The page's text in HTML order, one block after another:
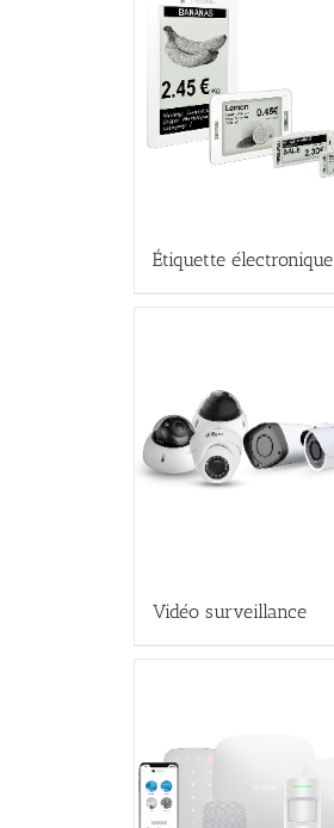
Étiquette électronique
Vidéo surveillance